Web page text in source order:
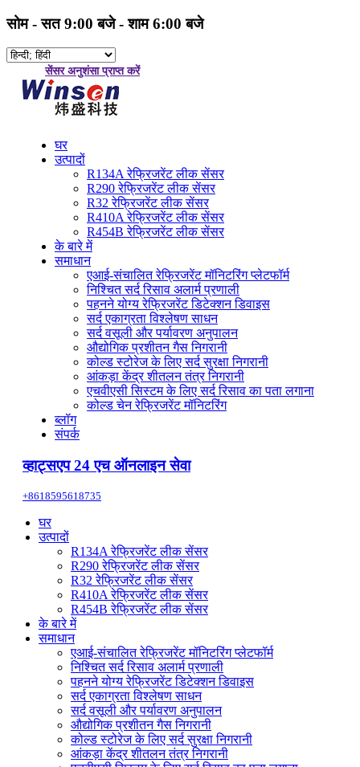
सोम - सत 9:00 बजे - शाम 6:00 बजे
सेंसर अनुशंसा प्राप्त करें
घर
उत्पादों
R134A रेफ्रिजरेंट लीक सेंसर
R290 रेफ्रिजरेंट लीक सेंसर
R32 रेफ्रिजरेंट लीक सेंसर
R410A रेफ्रिजरेंट लीक सेंसर
R454B रेफ्रिजरेंट लीक सेंसर
के बारे में
समाधान
एआई-संचालित रेफ्रिजरेंट मॉनिटरिंग प्लेटफॉर्म
निश्चित सर्द रिसाव अलार्म प्रणाली
पहनने योग्य रेफ्रिजरेंट डिटेक्शन डिवाइस
सर्द एकाग्रता विश्लेषण साधन
सर्द वसूली और पर्यावरण अनुपालन
औद्योगिक प्रशीतन गैस निगरानी
कोल्ड स्टोरेज के लिए सर्द सुरक्षा निगरानी
आंकड़ा केंद्र शीतलन तंत्र निगरानी
एचवीएसी सिस्टम के लिए सर्द रिसाव का पता लगाना
कोल्ड चेन रेफ्रिजरेंट मॉनिटरिंग
ब्लॉग
संपर्क
व्हाट्सएप 24 एच ऑनलाइन सेवा
+8618595618735
घर
उत्पादों
R134A रेफ्रिजरेंट लीक सेंसर
R290 रेफ्रिजरेंट लीक सेंसर
R32 रेफ्रिजरेंट लीक सेंसर
R410A रेफ्रिजरेंट लीक सेंसर
R454B रेफ्रिजरेंट लीक सेंसर
के बारे में
समाधान
एआई-संचालित रेफ्रिजरेंट मॉनिटरिंग प्लेटफॉर्म
निश्चित सर्द रिसाव अलार्म प्रणाली
पहनने योग्य रेफ्रिजरेंट डिटेक्शन डिवाइस
सर्द एकाग्रता विश्लेषण साधन
सर्द वसूली और पर्यावरण अनुपालन
औद्योगिक प्रशीतन गैस निगरानी
कोल्ड स्टोरेज के लिए सर्द सुरक्षा निगरानी
आंकड़ा केंद्र शीतलन तंत्र निगरानी